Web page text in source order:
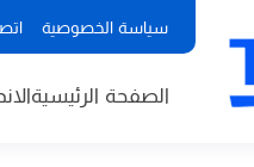
سياسة الخصوصية
الصفحة الرئيسية